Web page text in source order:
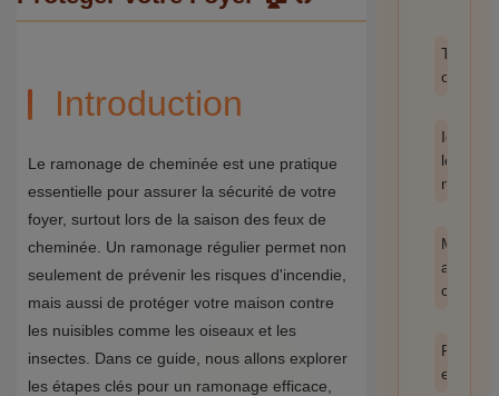
Introduction
Le ramonage de cheminée est une pratique
essentielle pour assurer la sécurité de votre
foyer, surtout lors de la saison des feux de
cheminée. Un ramonage régulier permet non
seulement de prévenir les risques d'incendie,
mais aussi de protéger votre maison contre
les nuisibles comme les oiseaux et les
insectes. Dans ce guide, nous allons explorer
les étapes clés pour un ramonage efficace,
Toutes
les
anti-
cafards
et